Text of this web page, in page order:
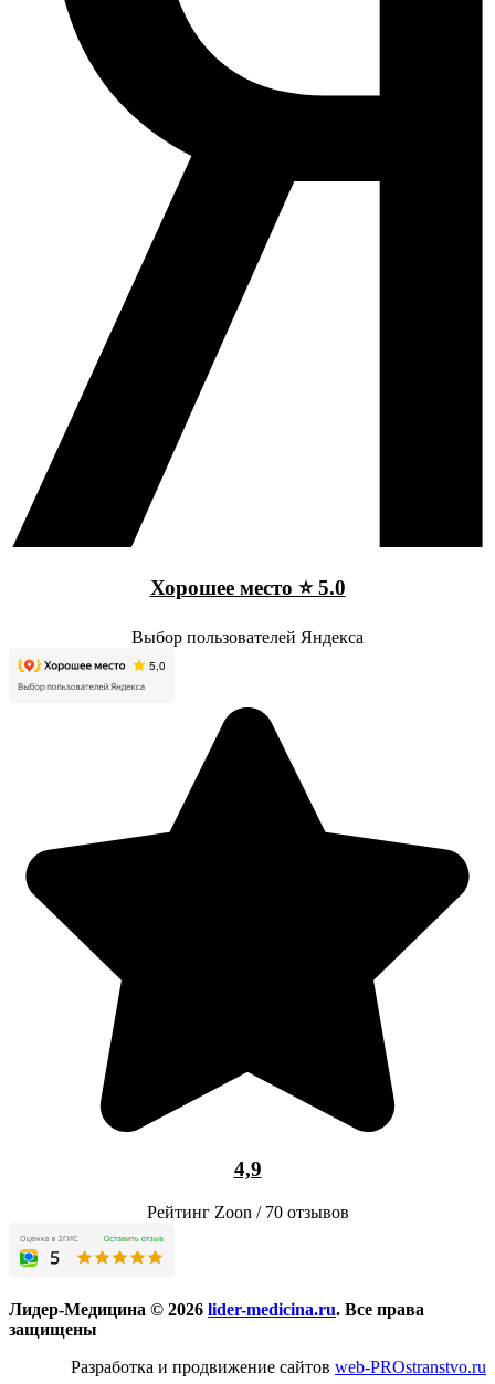
Хорошее место ⭐ 5.0
Выбор пользователей Яндекса
4,9
Рейтинг Zoon / 70 отзывов
Лидер-Медицина © 2026 lider-medicina.ru. Все права
защищены
Разработка и продвижение сайтов web-PROstranstvo.ru